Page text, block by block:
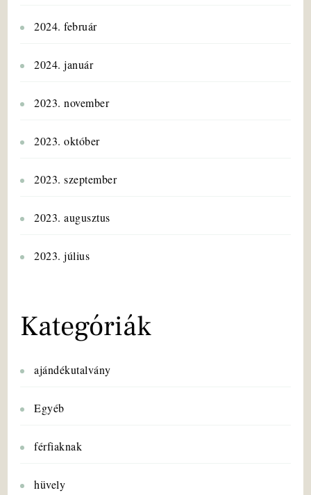
2024. február
2024. január
2023. november
2023. október
2023. szeptember
2023. augusztus
2023. július
Kategóriák
ajándékutalvány
Egyéb
férfiaknak
hüvely